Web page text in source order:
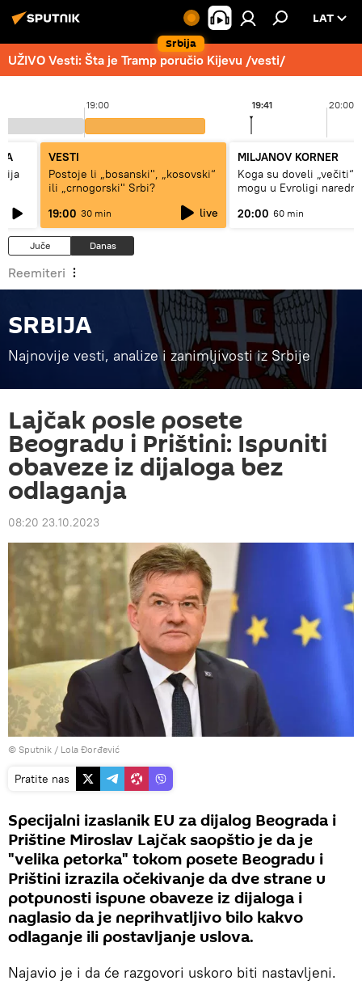
Srbija
LAT
UŽIVO Vesti: Šta je Tramp poručio Kijevu /vesti/
19:00 20:00
19:41
VESTI
Postoje li „bosanski", „kosovski“
ili „crnogorski" Srbi?
19:00 30 min live
MILJANOV KORNER
Koga su doveli „večiti“
mogu u Evroligi
20:00 60 min
Juče Danas
Reemiteri
SRBIJA
Najnovije vesti, analize i zanimljivosti iz Srbije
Lajčak posle posete
Beogradu i Prištini: Ispuniti
obaveze iz dijaloga bez
odlaganja
08:20 23.10.2023
© Sputnik / Lola Đorđević
Pratite nas
Specijalni izaslanik EU za dijalog Beograda i
Prištine Miroslav Lajčak saopštio je da je
"velika petorka" tokom posete Beogradu i
Prištini izrazila očekivanje da dve strane u
potpunosti ispune obaveze iz dijaloga i
naglasio da je neprihvatljivo bilo kakvo
odlaganje ili postavljanje uslova.
Najavio je i da će razgovori uskoro biti nastavljeni.